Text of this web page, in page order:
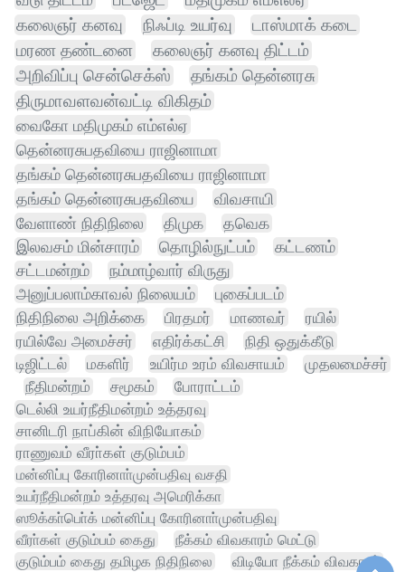
கலைஞர் கனவு
நிஃப்டி உயர்வு
டாஸ்மாக் கடை
மரண தண்டனை
கலைஞர் கனவு திட்டம்
அறிவிப்பு சென்செக்ஸ்
தங்கம் தென்னரசு
திருமாவளவன்வட்டி விகிதம்
வைகோ மதிமுகம் எம்எல்ஏ
தென்னரசுபதவியை ராஜினாமா
தங்கம் தென்னரசுபதவியை ராஜினாமா
தங்கம் தென்னரசுபதவியை
விவசாயி
வேளாண் நிதிநிலை
திமுக
தவெக
இலவசம் மின்சாரம்
தொழில்நுட்பம்
கட்டணம்
சட்டமன்றம்
நம்மாழ்வார் விருது
அனுப்பலாம்காவல் நிலையம்
புகைப்படம்
நிதிநிலை அறிக்கை
பிரதமர் மாணவர்
ரயில்
ரயில்வே அமைச்சர்
எதிர்க்கட்சி
நிதி ஒதுக்கீடு
டிஜிட்டல்
மகளிர் உயிர்ம உரம் விவசாயம்
முதலமைச்சர்
நீதிமன்றம்
சமூகம்
போராட்டம்
டெல்லி உயர்நீதிமன்றம் உத்தரவு
சானிடரி நாப்கின் விநியோகம்
ராணுவம் வீரா்கள் குடும்பம்
மன்னிப்பு கோரினாா்முன்பதிவு வசதி
உயர்நீதிமன்றம் உத்தரவு அமெரிக்கா
ஸூக்கா்பொ்க் மன்னிப்பு கோரினாா்முன்பதிவு
வீரா்கள் குடும்பம் கைது
நீக்கம் விவகாரம் மெட்டு
குடும்பம் கைது தமிழக நிதிநிலை
விடியோ நீக்கம் விவகாரம்